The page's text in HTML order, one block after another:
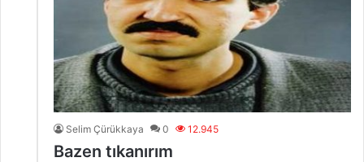
Selim Çürükkaya 0 12.945
Bazen tıkanırım